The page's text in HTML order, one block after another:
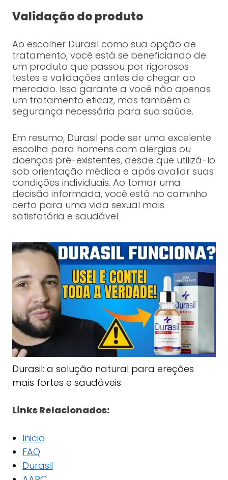
Validação do produto
Ao escolher Durasil como sua opção de
tratamento, você está se beneficiando de
um produto que passou por rigorosos
testes e validações antes de chegar ao
mercado. Isso garante a você não apenas
um tratamento eficaz, mas também a
segurança necessária para sua saúde.
Em resumo, Durasil pode ser uma excelente
escolha para homens com alergias ou
doenças pré-existentes, desde que utilizá-lo
sob orientação médica e após avaliar suas
condições individuais. Ao tomar uma
decisão informada, você está no caminho
certo para uma vida sexual mais
satisfatória e saudável.
Durasil: a solução natural para ereções
mais fortes e saudáveis
Links Relacionados:
Inicio
FAQ
Durasil